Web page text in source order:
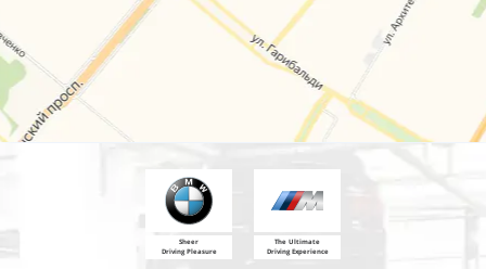
Sheer
Driving Pleasure
The Ultimate
Driving Experience